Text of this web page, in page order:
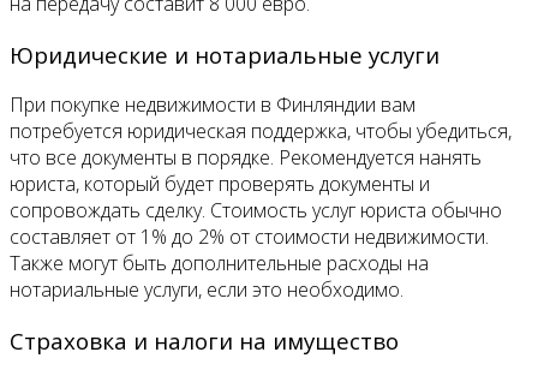
Юридические и нотариальные услуги
При покупке недвижимости в Финляндии вам
потребуется юридическая поддержка, чтобы убедиться,
что все документы в порядке. Рекомендуется нанять
юриста, который будет проверять документы и
сопровождать сделку. Стоимость услуг юриста обычно
составляет от 1% до 2% от стоимости недвижимости.
Также могут быть дополнительные расходы на
нотариальные услуги, если это необходимо.
Страховка и налоги на имущество